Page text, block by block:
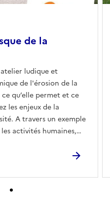
de la
ludique et
de l'érosion de la
qu’elle permet et ce
les enjeux de la
A travers un exemple
activités humaines,
vous à